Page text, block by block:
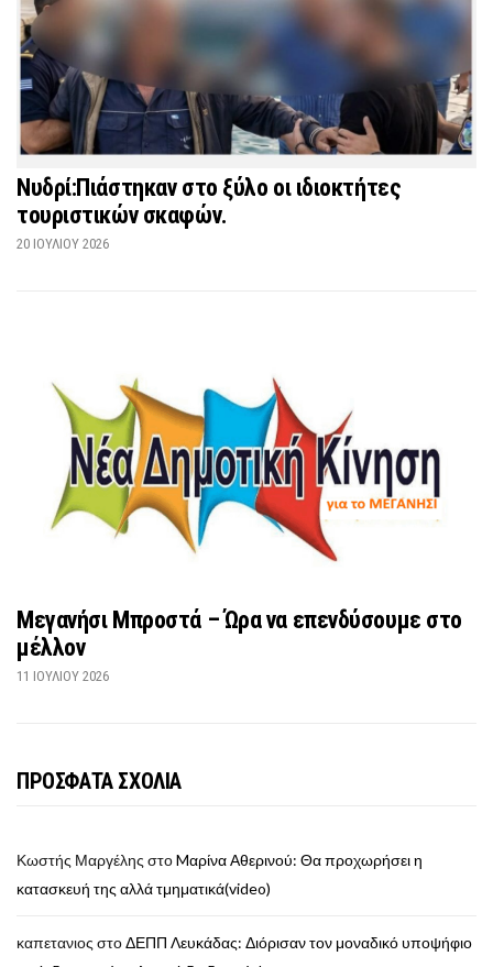
Νυδρί:Πιάστηκαν στο ξύλο οι ιδιοκτήτες
τουριστικών σκαφών.
20 ΙΟΥΛΊΟΥ 2026
Μεγανήσι Μπροστά – Ώρα να επενδύσουμε στο
μέλλον
11 ΙΟΥΛΊΟΥ 2026
ΠΡΟΣΦΑΤΑ ΣΧΟΛΙΑ
Κωστής Μαργέλης στοMαρίνα Αθερινού: Θα προχωρήσει η
κατασκευή της αλλά τμηματικά(video)
καπετανιος στοΔΕΠΠ Λευκάδας: Διόρισαν τον μοναδικό υποψήφιο